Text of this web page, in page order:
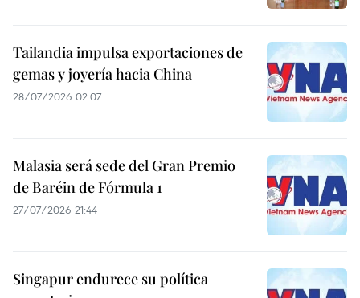
Tailandia impulsa exportaciones de
gemas y joyería hacia China
28/07/2026 02:07
Malasia será sede del Gran Premio
de Baréin de Fórmula 1
27/07/2026 21:44
Singapur endurece su política